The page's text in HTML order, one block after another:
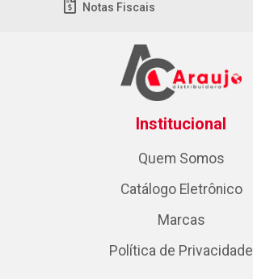
Notas Fiscais
Institucional
Quem Somos
Catálogo Eletrônico
Marcas
Política de Privacidade